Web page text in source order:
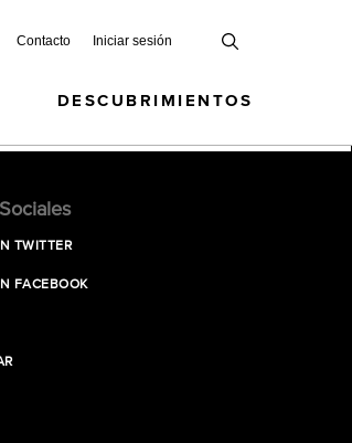
Contacto Iniciar sesión
DESCUBRIMIENTOS
TWITTER
FACEBOOK